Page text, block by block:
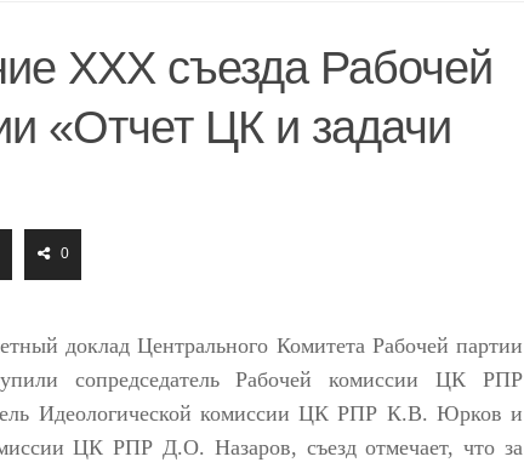
XXX съезда Рабочей
«Отчет ЦК и задачи
0
доклад Центрального Комитета Рабочей партии
сопредседатель Рабочей комиссии ЦК РПР
Идеологической комиссии ЦК РПР К.В. Юрков и
ЦК РПР Д.О. Назаров, съезд отмечает, что за